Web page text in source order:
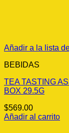
Añadir a la lista
BEBIDAS
TEA TASTING
BOX 29.5G
$569.00
Añadir al carrito